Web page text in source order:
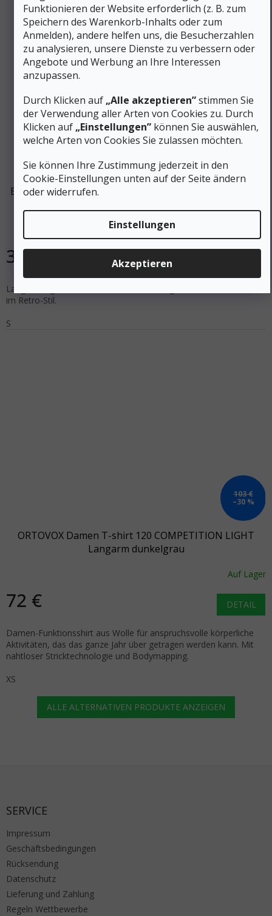
Funktionieren der Website erforderlich (z. B. zum
Speichern des Warenkorb-Inhalts oder zum
Anmelden), andere helfen uns, die Besucherzahlen
zu analysieren, unsere Dienste zu verbessern oder
Angebote und Werbung an Ihre Interessen
anzupassen.
Durch Klicken auf „Alle akzeptieren”stimmen Sie
der Verwendung aller Arten von Cookies zu. Durch
Klicken auf „Einstellungen” können Sie auswählen,
welche Arten von Cookies Sie zulassen möchten.
Sie können Ihre Zustimmung jederzeit in den
Cookie-Einstellungen unten auf der Seite ändern
oder widerrufen.
Einstellungen
Akzeptieren
BULA Herren Funktions-T-Shirt RETRO MERINO WOOL
37 €
Langärmeliges Herren-T-Shirt mit Stehkragen und Halbverschluss
im Retro-Stil.
S
103 €
–30 %
ORTOVOX Damen T-shirt 120 COMPETITION LIGHT
Langarm dunkelgrau
Auf Lager
72 € DETAIL
Damen-Funktionsshirt aus Wolle für anspruchsvolle körperliche
Aktivitäten, das das ganze Jahr über getragen werden kann. Mit
nahtloser Stricktechnologie und Bodymapping.
XS
ALLE ALTERNATIVEN PRODUKTE ANZEIGEN
SERVICE
Impressum
Geschäftsbedingungen
Rücksendung
Datenschutz
Lieferung und Zahlung
Regeln Wettbewerbe